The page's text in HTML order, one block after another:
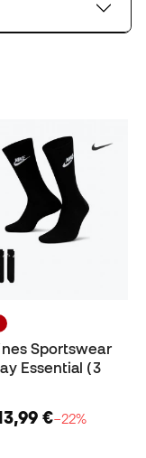
Sportswear
Essential (3
€−22%